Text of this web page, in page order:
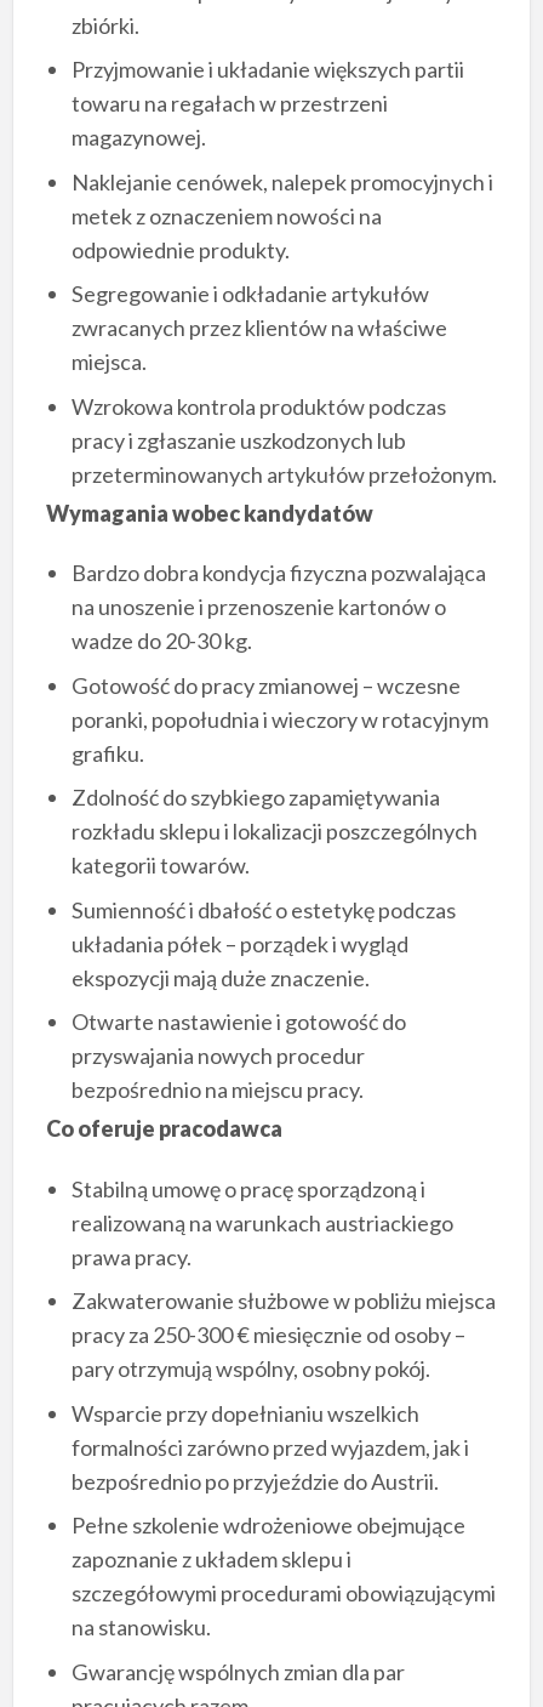
zbiórki.
Przyjmowanie i układanie większych partii
towaru na regałach w przestrzeni
magazynowej.
Naklejanie cenówek, nalepek promocyjnych i
metek z oznaczeniem nowości na
odpowiednie produkty.
Segregowanie i odkładanie artykułów
zwracanych przez klientów na właściwe
miejsca.
Wzrokowa kontrola produktów podczas
pracy i zgłaszanie uszkodzonych lub
przeterminowanych artykułów przełożonym.
Wymagania wobec kandydatów
Bardzo dobra kondycja fizyczna pozwalająca
na unoszenie i przenoszenie kartonów o
wadze do 20-30 kg.
Gotowość do pracy zmianowej – wczesne
poranki, popołudnia i wieczory w rotacyjnym
grafiku.
Zdolność do szybkiego zapamiętywania
rozkładu sklepu i lokalizacji poszczególnych
kategorii towarów.
Sumienność i dbałość o estetykę podczas
układania półek – porządek i wygląd
ekspozycji mają duże znaczenie.
Otwarte nastawienie i gotowość do
przyswajania nowych procedur
bezpośrednio na miejscu pracy.
Co oferuje pracodawca
Stabilną umowę o pracę sporządzoną i
realizowaną na warunkach austriackiego
prawa pracy.
Zakwaterowanie służbowe w pobliżu miejsca
pracy za 250-300 € miesięcznie od osoby –
pary otrzymują wspólny, osobny pokój.
Wsparcie przy dopełnianiu wszelkich
formalności zarówno przed wyjazdem, jak i
bezpośrednio po przyjeździe do Austrii.
Pełne szkolenie wdrożeniowe obejmujące
zapoznanie z układem sklepu i
szczegółowymi procedurami obowiązującymi
na stanowisku.
Gwarancję wspólnych zmian dla par